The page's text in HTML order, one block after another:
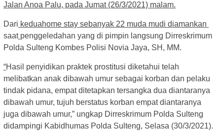
Jalan Anoa Palu, pada Jumat (26/3/2021) malam.
Dari keduahome stay sebanyak 22 muda mudi diamankan
saat penggeledahan yang di pimpin langsung Dirreskrimum
Polda Sulteng Kombes Polisi Novia Jaya, SH, MM.
“Hasil penyidikan praktek prostitusi diketahui telah
melibatkan anak dibawah umur sebagai korban dan pelaku
tindak pidana, empat ditetapkan tersangka dua diantaranya
dibawah umur, tujuh berstatus korban empat diantaranya
juga dibawah umur,” ungkap Dirreskrimum Polda Sulteng
didampingi Kabidhumas Polda Sulteng, Selasa (30/3/2021).